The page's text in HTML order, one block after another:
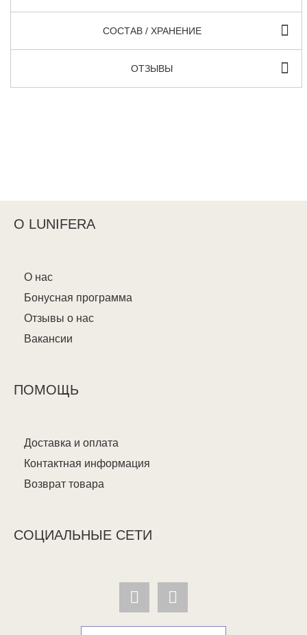
СОСТАВ / ХРАНЕНИЕ
ОТЗЫВЫ
О LUNIFERA
О нас
Бонусная программа
Отзывы о нас
Вакансии
ПОМОЩЬ
Доставка и оплата
Контактная информация
Возврат товара
СОЦИАЛЬНЫЕ СЕТИ